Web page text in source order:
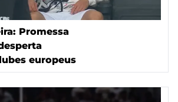
Promessa
europeus